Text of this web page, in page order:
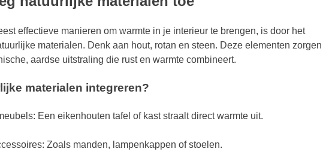
effectieve manieren om warmte in je interieur te brengen, is door het
materialen. Denk aan hout, rotan en steen. Deze elementen zorgen
aardse uitstraling die rust en warmte combineert.
materialen integreren?
Een eikenhouten tafel of kast straalt direct warmte uit.
Zoals manden, lampenkappen of stoelen.